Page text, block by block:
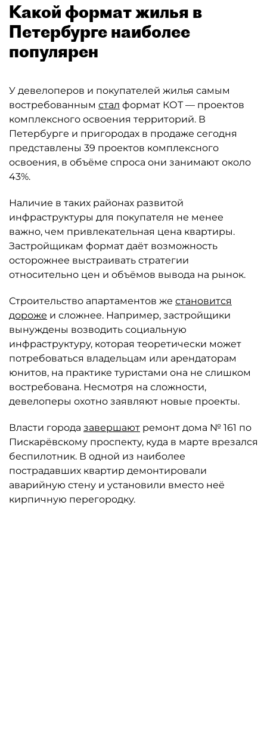
Какой формат жилья в
Петербурге наиболее
популярен
У девелоперов и покупателей жилья самым
востребованным стал формат КОТ — проектов
комплексного освоения территорий. В
Петербурге и пригородах в продаже сегодня
представлены 39 проектов комплексного
освоения, в объёме спроса они занимают около
43%.
Наличие в таких районах развитой
инфраструктуры для покупателя не менее
важно, чем привлекательная цена квартиры.
Застройщикам формат даёт возможность
осторожнее выстраивать стратегии
относительно цен и объёмов вывода на рынок.
Строительство апартаментов же становится
дороже и сложнее. Например, застройщики
вынуждены возводить социальную
инфраструктуру, которая теоретически может
потребоваться владельцам или арендаторам
юнитов, на практике туристами она не слишком
востребована. Несмотря на сложности,
девелоперы охотно заявляют новые проекты.
Власти города завершают ремонт дома № 161 по
Пискарёвскому проспекту, куда в марте врезался
беспилотник. В одной из наиболее
пострадавших квартир демонтировали
аварийную стену и установили вместо неё
кирпичную перегородку.